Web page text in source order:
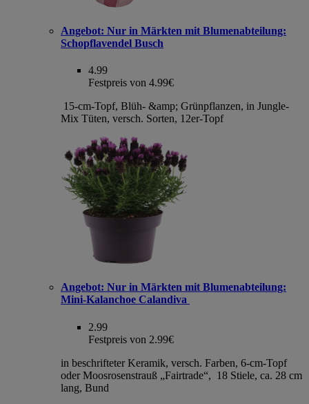
Angebot: Nur in Märkten mit Blumenabteilung:
Schopflavendel Busch
4.99
Festpreis von 4.99€
15-cm-Topf, Blüh- &amp; Grünpflanzen, in Jungle-
Mix Tüten, versch. Sorten, 12er-Topf
Angebot: Nur in Märkten mit Blumenabteilung:
Mini-Kalanchoe Calandiva
2.99
Festpreis von 2.99€
in beschrifteter Keramik, versch. Farben, 6-cm-Topf
oder Moosrosenstrauß „Fairtrade“, 18 Stiele, ca. 28 cm
lang, Bund